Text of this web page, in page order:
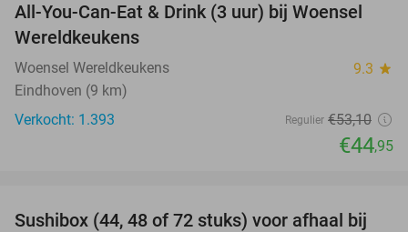
15%
All-You-Can-Eat & Drink (3 uur) bij Woensel
Wereldkeukens
Woensel Wereldkeukens 9.3 star
Eindhoven (9 km)
Verkocht: 1.393
Regulier €53,10
€44,95
Sushibox (44, 48 of 72 stuks) voor afhaal bij